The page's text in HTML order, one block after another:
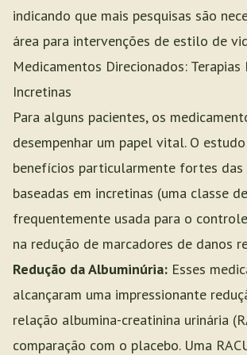
indicando que mais pesquisas são
área para intervenções de estilo de
Medicamentos Direcionados: Terapias
Incretinas
Para alguns pacientes, os
desempenhar um papel vital. O
benefícios particularmente fortes das
baseadas em incretinas (uma classe
frequentemente usada para o
na redução de marcadores de danos
Redução da Albuminúria: Esses
alcançaram uma impressionante
relação albumina-creatinina urinária
comparação com o placebo. Uma